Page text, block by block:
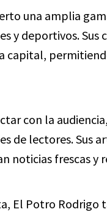
una amplia
y deportivos. Sus
con la
de lectores. Sus
noticias frescas y
El Potro Rodrigo